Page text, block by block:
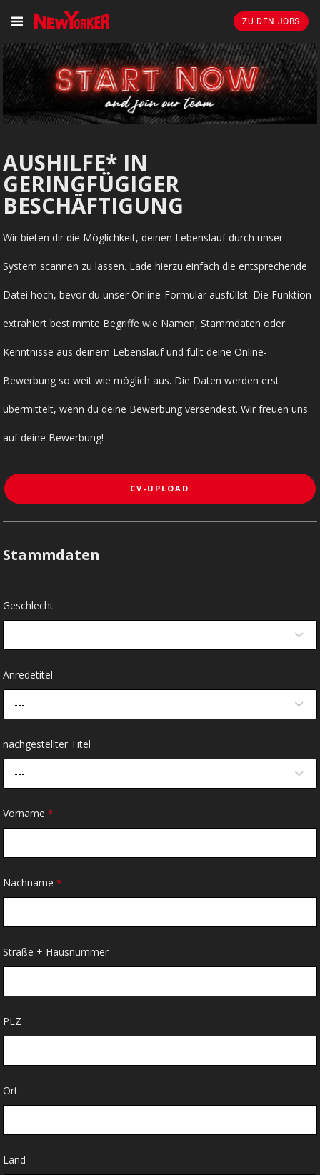
ZU DEN JOBS
AUSHILFE* IN
GERINGFÜGIGER
BESCHÄFTIGUNG
Wir bieten dir die Möglichkeit, deinen Lebenslauf durch unser
System scannen zu lassen. Lade hierzu einfach die entsprechende
Datei hoch, bevor du unser Online-Formular ausfüllst. Die Funktion
extrahiert bestimmte Begriffe wie Namen, Stammdaten oder
Kenntnisse aus deinem Lebenslauf und füllt deine Online-
Bewerbung so weit wie möglich aus. Die Daten werden erst
übermittelt, wenn du deine Bewerbung versendest. Wir freuen uns
auf deine Bewerbung!
CV-UPLOAD
Stammdaten
Geschlecht
---
Anredetitel
---
nachgestellter Titel
---
Vorname*
Nachname*
Straße + Hausnummer
PLZ
Ort
Land